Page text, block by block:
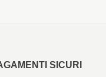
SICURI